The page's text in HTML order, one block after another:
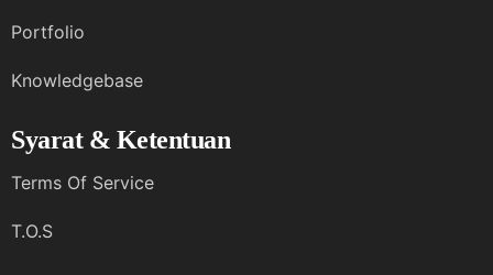
Portfolio
Knowledgebase
Syarat & Ketentuan
Terms Of Service
T.O.S